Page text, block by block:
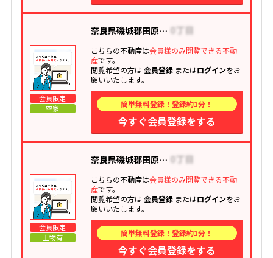
会員限定
空家
奈良県磯城郡田原本町大字大安寺
こちらの不動産は会員様のみ閲覧できる不動
産です。
閲覧希望の方は会員登録またはログインをお
願いいたします。
簡単無料登録！登録約1分！
今すぐ会員登録をする
会員限定
上物有
奈良県磯城郡田原本町大字西竹田
こちらの不動産は会員様のみ閲覧できる不動
産です。
閲覧希望の方は会員登録またはログインをお
願いいたします。
簡単無料登録！登録約1分！
今すぐ会員登録をする